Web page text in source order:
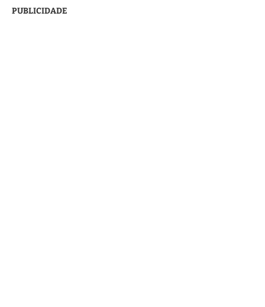
PUBLICIDADE